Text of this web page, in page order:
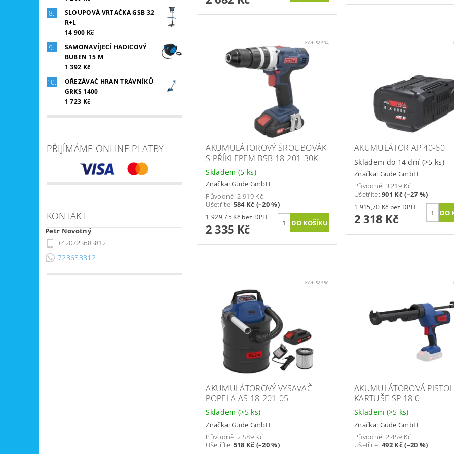
SLOUPOVÁ VRTAČKA GSB 32
R+L
14 900 Kč
SAMONAVÍJECÍ HADICOVÝ
BUBEN 15 M
1 392 Kč
OŘEZÁVAČ HRAN TRÁVNÍKŮ
GRKS 1400
1 723 Kč
PŘIJÍMÁME ONLINE PLATBY
KONTAKT
Petr Novotný
+420723683812
723683812
Kód: 58504
AKUMULÁTOROVÝ ŠROUBOVÁK
S PŘÍKLEPEM BSB 18-201-30K
Skladem (5 ks)
Značka: Güde GmbH
Původně:2 919 Kč
Ušetříte: 584 Kč (–20 %)
1 929,75 Kč bez DPH
2 335 Kč
AKUMULÁTOR AP 40-60
Skladem do 14 dní (>5 ks)
Značka: Güde GmbH
Původně: 3 219 Kč
Ušetříte:901 Kč (–27 %)
1 915,70 Kč bez DPH
2 318 Kč
Kód: 58580
AKUMULÁTOROVÝ VYSAVAČ
POPELA AS 18-201-05
Skladem (>5 ks)
Značka: Güde GmbH
Původně:2 589 Kč
Ušetříte: 518 Kč (–20 %)
AKUMULÁTOROVÁ
KARTUŠE SP 18-0
Skladem (>5 ks)
Značka: Güde GmbH
Původně: 2 459 Kč
Ušetříte:492 Kč (–20 %)